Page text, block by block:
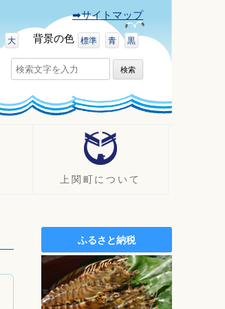
➡サイトマップ
大 背景の色 標準 青 黒
検
索:
上関町について
観光
イベント
ふるさと納税（ふるさと寄附
施設案内
ふるさと納税